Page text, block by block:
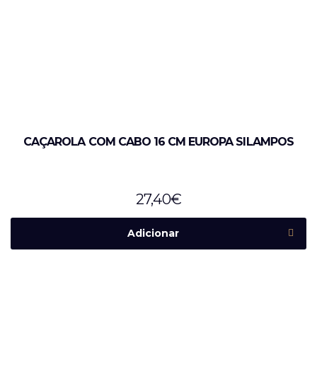
CAÇAROLA COM CABO 16 CM EUROPA SILAMPOS
27,40€
Adicionar